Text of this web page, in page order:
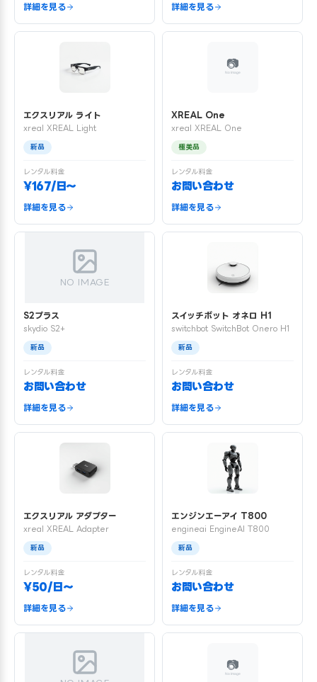
詳細を見る 詳細を見る
エクスリアル ライト
xreal XREAL Light
新品
レンタル料金
¥167/日〜
詳細を見る
XREAL One
xreal XREAL One
極美品
レンタル料金
お問い合わせ
詳細を見る
NO IMAGE
S2プラス
skydio S2+
新品
レンタル料金
お問い合わせ
詳細を見る
スイッチボット オネロ H1
switchbot SwitchBot Onero H1
新品
レンタル料金
お問い合わせ
詳細を見る
エクスリアル アダプター
xreal XREAL Adapter
新品
レンタル料金
¥50/日〜
詳細を見る
エンジンエーアイ T800
engineai EngineAI T800
新品
レンタル料金
お問い合わせ
詳細を見る